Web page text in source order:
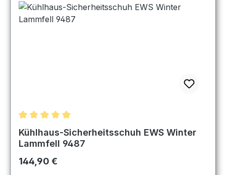
Durchschnittliche Bewertung von 5 von 5 Sternen
Kühlhaus-Sicherheitsschuh EWS Winter
Lammfell 9487
Regulärer Preis:
144,90 €